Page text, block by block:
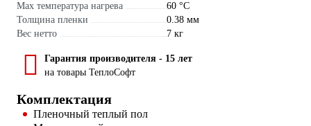
Max температура нагрева
60 °С
Толщина пленки
0.38 мм
Вес нетто
7 кг
Гарантия производителя - 15 лет
на товары ТеплоСофт
Комплектация
Пленочный теплый пол